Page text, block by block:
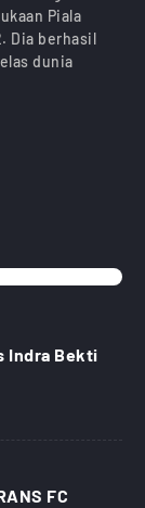
Piala
Dia berhasil
dunia
Indra Bekti
FC